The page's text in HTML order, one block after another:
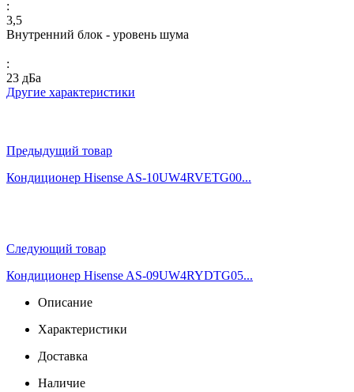
:
3,5
Внутренний блок - уровень шума
:
23 дБа
Другие характеристики
Предыдущий товар
Кондиционер Hisense AS-10UW4RVETG00...
Следующий товар
Кондиционер Hisense AS-09UW4RYDTG05...
Описание
Характеристики
Доставка
Наличие